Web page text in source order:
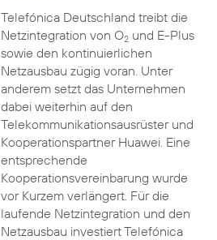
Telefónica Deutschland treibt die
Netzintegration von O2und E-Plus
sowie den kontinuierlichen
Netzausbau zügig voran. Unter
anderem setzt das Unternehmen
dabei weiterhin auf den
Telekommunikationsausrüster und
Kooperationspartner Huawei. Eine
entsprechende
Kooperationsvereinbarung wurde
vor Kurzem verlängert. Für die
laufende Netzintegration und den
Netzausbau investiert Telefónica